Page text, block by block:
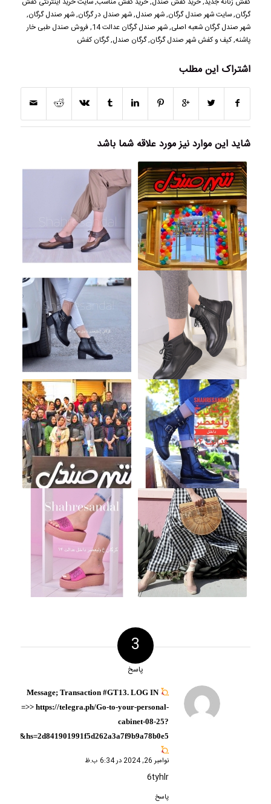
گرگان,سایت شهر صندل گرگان,شهر صندل,شهر صندل در گرگان,شهر صندل گرگان,
شهر صندل گرگان شعبه اصلی,شهر صندل گرگان عدالت 14 ,فروش صندل طبی خار
پاشنه,کیف و کفش شهر صندل گرگان,گرگان صندل,گرگان کفش
اشتراک این مطلب
شاید این موارد نیز مورد علاقه شما باشد
3
پاسخ
Message; Transaction #GT13. LOG IN
=>> https://telegra.ph/Go-to-your-personal-
cabinet-08-25?
hs=2d841901991f5d262a3a7f9b9a78b0e5&
گفته:
نوامبر 26, 2024 در 6:34 ب.ظ
6tyhlr
پاسخ